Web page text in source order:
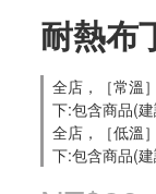
耐熱布
全店，［常溫
下:包含商品(
全店，［低溫
下:包含商品(